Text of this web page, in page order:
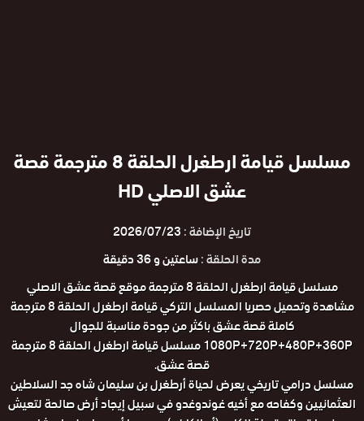
مسلسل قيامة ارطغرل الحلقة 8 مترجمة قصة
عشق الاصلي HD
تاريخ الإضافة :2026/07/23
مدة الحلقة :ساعتين و 36 دقيقة
مسلسل قيامة ارطغرل الحلقة 8 مترجمة موقع قصة عشق الاصلي
مشاهدة وتحميل حصريا المسلسل التركي قيامة ارطغرل الحلقة 8 مترجمة
كاملة قصة عشق باكثر من جودة مناسبة للجوال
1080P+720P+480P+360P مسلسل قيامة ارطغرل الحلقة 8 مترجمة
قصة عشق.
مسلسل درامي تاريخي يعرض لحياة أرطغرل بن سليمان شاه جد السلاطين
العثمانيين وكفاحه مع أخيه غوندوغدو في سبيل إيجاد أرض صالحة لتعيش